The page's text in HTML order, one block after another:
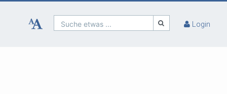
Suche etwas ... Login